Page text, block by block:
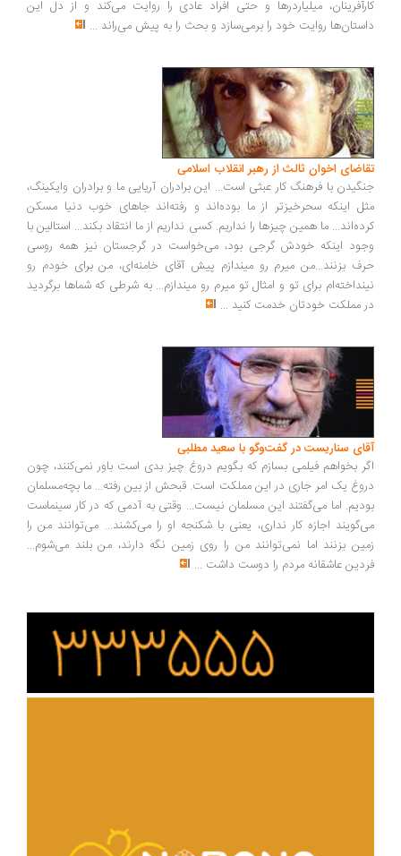
میلیاردرها و حتی افراد عادی را روایت می‌کند و از دل این
روایت خود را برمی‌سازد و بحث را به پیش می‌راند...
اخوان ثالث از رهبر انقلاب اسلامی
با فرهنگ کار عبثی است... این برادران آریایی ما و برادران وایکینگ،
اینکه سحرخیزتر از ما بوده‌اند و رفته‌اند جاهای خوب دنیا مسکن
ما همین چیزها را نداریم. کسی نداریم از ما انتقاد بکند... استالین با
اینکه خودش گرجی بود، می‌خواست در گرجستان نیز همه روسی
بزنند...من میرم رو میندازم پیش آقای خامنه‌ای، من برای خودم رو
برای تو و امثال تو میرم رو میندازم... به شرطی که شماها برگردید
مملکت خودتان خدمت کنید...
سناریست در گفت‌وگو با سعید مطلبی
بخواهم فیلمی بسازم که بگویم دروغ چیز بدی است باور نمی‌کنند، چون
یک امر جاری در این مملکت است. قبحش از بین رفته... ما بچه‌مسلمان
اما می‌گفتند این مسلمان نیست... وقتی به آدمی که در کار سینماست
اجازه کار نداری، یعنی با شکنجه او را می‌کشند... می‌توانند من را
بزنند اما نمی‌توانند من را روی زمین نگه دارند، من بلند می‌شوم...
عاشقانه مردم را دوست داشت ...